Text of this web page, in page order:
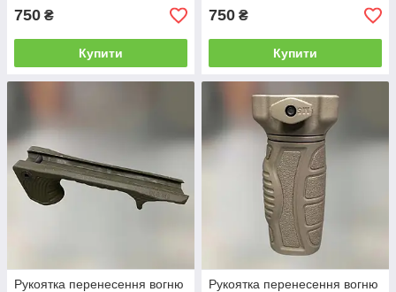
750 ₴
Купити
750 ₴
Купити
Рукоятка перенесення вогню
Рукоятка перенесення вогню